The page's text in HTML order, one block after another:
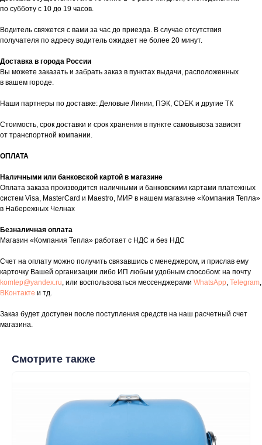
по субботу с 10 до 19 часов.
Водитель свяжется с вами за час до приезда. В случае отсутствия
получателя по адресу водитель ожидает не более 20 минут.
Доставка в города России
Вы можете заказать и забрать заказ в пунктах выдачи, расположенных
в вашем городе.
Наши партнеры по доставке: Деловые Линии, ПЭК, CDEK и другие ТК
Стоимость, срок доставки и срок хранения в пункте самовывоза зависят
от транспортной компании.
ОПЛАТА
Наличными или банковской картой в магазине
Оплата заказа производится наличными и банковскими картами платежных
систем Visa, MasterCard и Maestro, МИР в нашем магазине «Компания Тепла»
в Набережных Челнах
Безналичная оплата
Магазин «Компания Тепла» работает с НДС и без НДС
Счет на оплату можно получить связавшись с менеджером, и прислав ему
карточку Вашей организации либо ИП любым удобным способом: на почту
komtep@yandex.ru, или воспользоваться мессенджерами WhatsApp, Telegram,
ВКонтакте и тд.
Заказ будет доступен после поступления средств на наш расчетный счет
магазина.
Смотрите также
Почта: komtep@yandex.ru
+7 (8552) 78-33-11